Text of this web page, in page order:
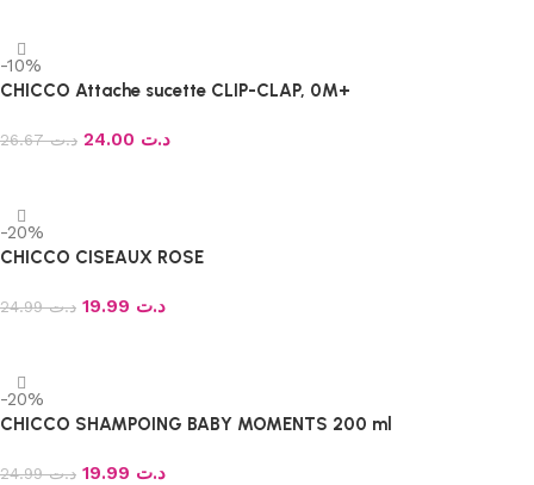
-10%
CHICCO Attache sucette CLIP-CLAP, 0M+
د.ت26.67 د.ت
-20%
CHICCO CISEAUX ROSE
د.ت24.99 د.ت
-20%
CHICCO SHAMPOING BABY MOMENTS 200 ml
د.ت24.99 د.ت